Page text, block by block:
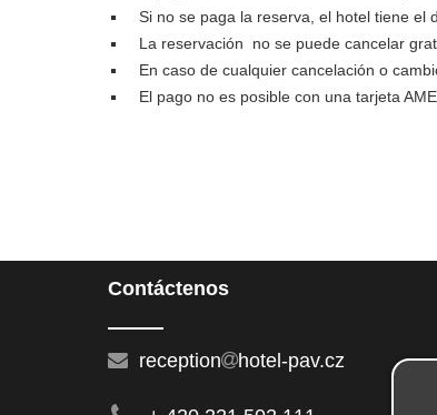
Si no se paga la reserva, el hotel tiene el
La reservación no se puede cancelar
En caso de cualquier cancelación o
El pago no es posible con una tarjeta
Contáctenos
reception hotel-pav.cz